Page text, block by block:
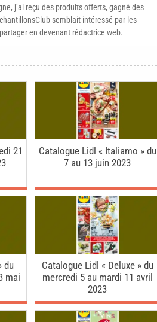
j’ai reçu des produits offerts, gagné des
semblait intéressé par les
en devenant rédactrice web.
21
Catalogue Lidl « Italiamo » du
7 au 13 juin 2023
du
mai
Catalogue Lidl « Deluxe » du
mercredi 5 au mardi 11 avril
2023